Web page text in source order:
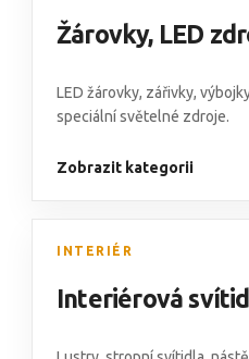
Žárovky, LED
LED žárovky, zářivky,
speciální světelné zdroje.
Zobrazit kategorii
INTERIÉR
Interiérová